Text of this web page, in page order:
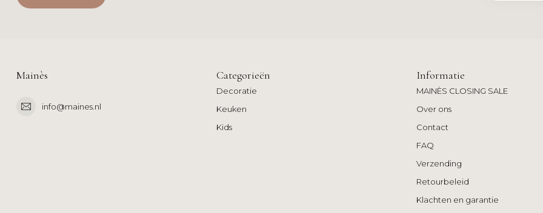
Mainès
info@maines.nl
Categorieën
Decoratie
Keuken
Kids
Informatie
MAINÈS CLOSING SALE
Over ons
Contact
FAQ
Verzending
Retourbeleid
Klachten en garantie